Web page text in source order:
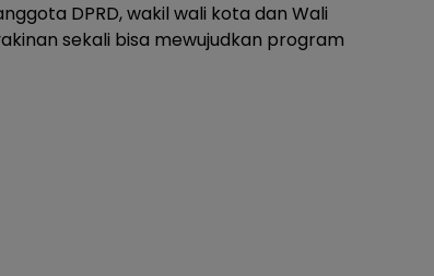
DPRD, wakil wali kota dan Wali
sekali bisa mewujudkan program